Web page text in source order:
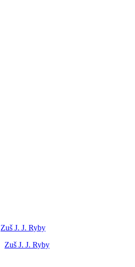
Zuš J. J. Ryby